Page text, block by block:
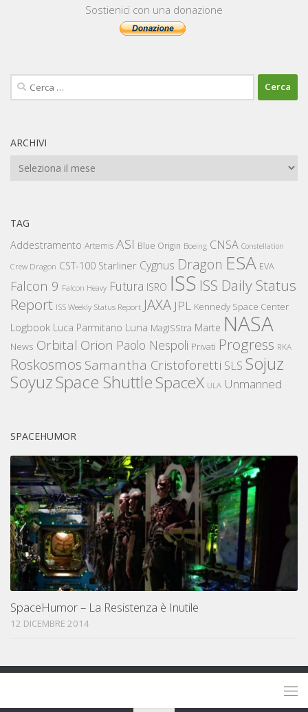
Sostienici con una donazione
Ricerca
per:
ARCHIVI
Archivi
TAG
Addestramento Artemis ASI Blue Origin Boeing CNSA Constellation
Crew Dragon CST-100 Starliner Cygnus Dragon ESA EVA
Falcon 9 Falcon Heavy Futura ISRO ISS ISS Daily Status
Report ISS Weekly Status Report JAXA JPL Kennedy Space Center
Logbook Luca Parmitano Luna MagISStra Marte NASA
News Orbital Orion Paolo Nespoli Privati Progress RKA
Roskosmos Samantha Cristoforetti SLS Sojuz
SoyuzSpace ShuttleSpaceX ULA Unmanned
SPACEHUMOR
SpaceHumor – La Resistenza è Inutile
12 DICEMBRE 2014